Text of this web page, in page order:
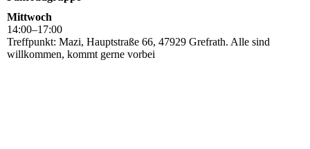
Mittwoch
14:00–17:00
Treffpunkt: Mazi, Hauptstraße 66, 47929 Grefrath. Alle sind
willkommen, kommt gerne vorbei